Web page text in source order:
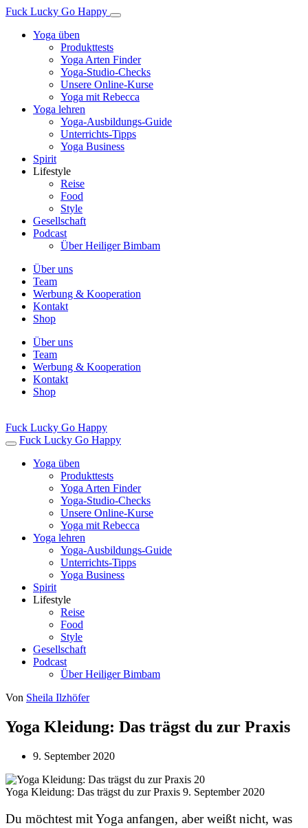
Fuck Lucky Go Happy
Yoga üben
Produkttests
Yoga Arten Finder
Yoga-Studio-Checks
Unsere Online-Kurse
Yoga mit Rebecca
Yoga lehren
Yoga-Ausbildungs-Guide
Unterrichts-Tipps
Yoga Business
Spirit
Lifestyle
Reise
Food
Style
Gesellschaft
Podcast
Über Heiliger Bimbam
Über uns
Team
Werbung & Kooperation
Kontakt
Shop
Über uns
Team
Werbung & Kooperation
Kontakt
Shop
Fuck Lucky Go Happy
Fuck Lucky Go Happy
Yoga üben
Produkttests
Yoga Arten Finder
Yoga-Studio-Checks
Unsere Online-Kurse
Yoga mit Rebecca
Yoga lehren
Yoga-Ausbildungs-Guide
Unterrichts-Tipps
Yoga Business
Spirit
Lifestyle
Reise
Food
Style
Gesellschaft
Podcast
Über Heiliger Bimbam
Von Sheila Ilzhöfer
Yoga Kleidung: Das trägst du zur Praxis
9. September 2020
Yoga Kleidung: Das trägst du zur Praxis 9. September 2020
Du möchtest mit Yoga anfangen, aber weißt nicht, was